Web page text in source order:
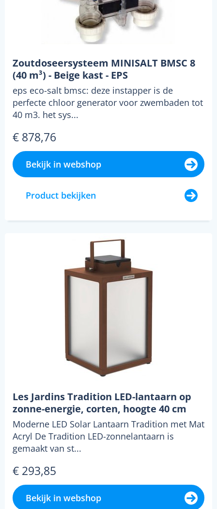
Zoutdoseersysteem MINISALT BMSC 8
(40 m³) - Beige kast - EPS
eps eco-salt bmsc: deze instapper is de
perfecte chloor generator voor zwembaden tot
40 m3. het sys...
€ 878,76
Bekijk in webshop
Product bekijken
Les Jardins Tradition LED-lantaarn op
zonne-energie, corten, hoogte 40 cm
Moderne LED Solar Lantaarn Tradition met Mat
Acryl De Tradition LED-zonnelantaarn is
gemaakt van st...
€ 293,85
Bekijk in webshop